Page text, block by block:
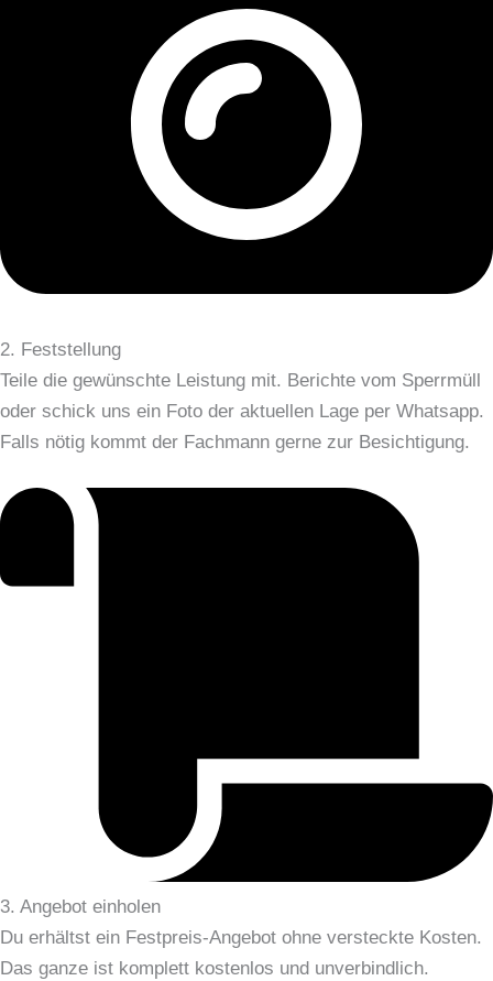
2. Feststellung
Teile die gewünschte Leistung mit. Berichte vom Sperrmüll
oder schick uns ein Foto der aktuellen Lage per Whatsapp.
Falls nötig kommt der Fachmann gerne zur Besichtigung.
3. Angebot einholen
Du erhältst ein Festpreis-Angebot ohne versteckte Kosten.
Das ganze ist komplett kostenlos und unverbindlich.